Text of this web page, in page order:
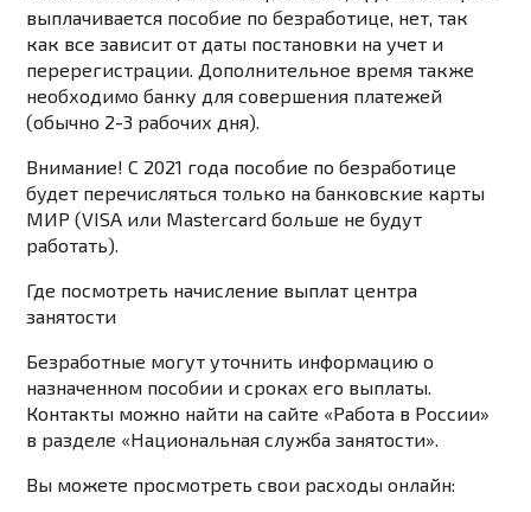
выплачивается пособие по безработице, нет, так
как все зависит от даты постановки на учет и
перерегистрации. Дополнительное время также
необходимо банку для совершения платежей
(обычно 2-3 рабочих дня).
Внимание! С 2021 года пособие по безработице
будет перечисляться только на банковские карты
МИР (VISA или Mastercard больше не будут
работать).
Где посмотреть начисление выплат центра
занятости
Безработные могут уточнить информацию о
назначенном пособии и сроках его выплаты.
Контакты можно найти на сайте «Работа в России»
в разделе «Национальная служба занятости».
Вы можете просмотреть свои расходы онлайн: